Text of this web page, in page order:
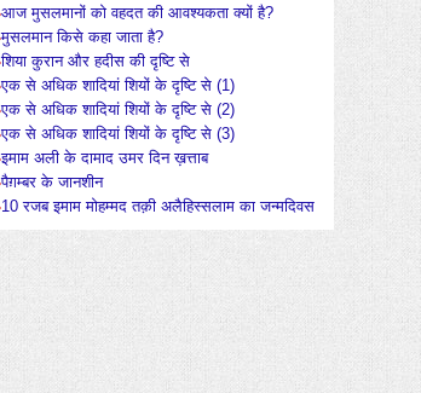
आज मुसलमानों को वहदत की आवश्यकता क्यों है?
मुसलमान किसे कहा जाता है?
शिया कुरान और हदीस की दृष्टि से
एक से अधिक शादियां शियों के दृष्टि से (1)
एक से अधिक शादियां शियों के दृष्टि से (2)
एक से अधिक शादियां शियों के दृष्टि से (3)
इमाम अली के दामाद उमर दिन ख़त्ताब
पैग़म्बर के जानशीन
10 रजब इमाम मोहम्मद तक़ी अलैहिस्सलाम का जन्मदिवस